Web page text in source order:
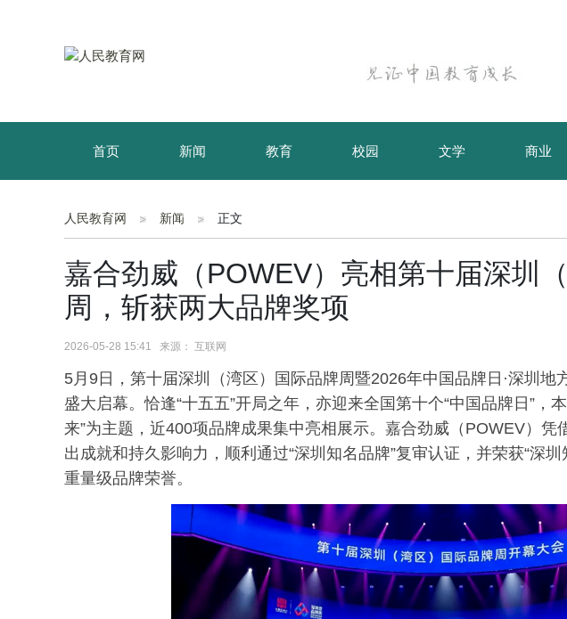
首页 新闻 教育 校园 文学 商业
育儿 资讯
人民教育网 新闻 正文
嘉合劲威（POWEV）亮相第十届深圳
周，斩获两大品牌奖项
2026-05-28 15:41 来源： 互联网
5月9日，第十届深圳（湾区）国际品牌周暨2026年中国品牌日·深圳地
盛大启幕。恰逢“十五五”开局之年，亦迎来全国第十个“中国品牌日”，
来”为主题，近400项品牌成果集中亮相展示。嘉合劲威（POWEV）凭
出成就和持久影响力，顺利通过“深圳知名品牌”复审认证，并荣获“深圳
重量级品牌荣誉。